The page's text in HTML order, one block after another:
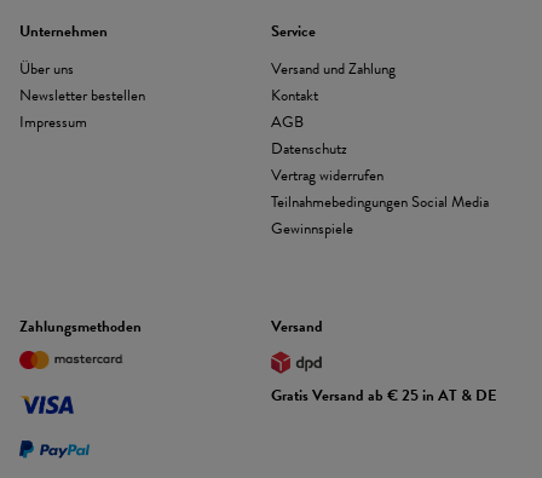
Unternehmen
Über uns
Newsletter bestellen
Impressum
Service
Versand und Zahlung
Kontakt
AGB
Datenschutz
Vertrag widerrufen
Teilnahmebedingungen Social Media
Gewinnspiele
Zahlungsmethoden Versand
Gratis Versand ab € 25 in AT & DE